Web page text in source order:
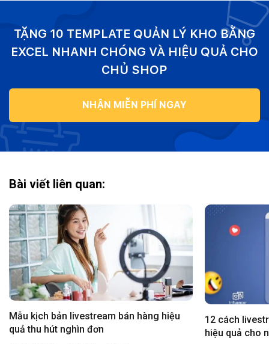
TẶNG 10 TEMPLATE QUẢN LÝ KHO BẰNG
EXCEL NHANH CHÓNG VÀ HIỆU QUẢ CHO
CHỦ SHOP
NHẬN MIỄN PHÍ NGAY
Bài viết liên quan:
Mẫu kịch bản livestream bán hàng hiệu
quả thu hút nghìn đơn
12 cách
hiệu quả cho